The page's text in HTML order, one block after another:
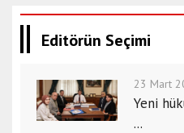
Editörün Seçimi
23 Mart
Yeni
...